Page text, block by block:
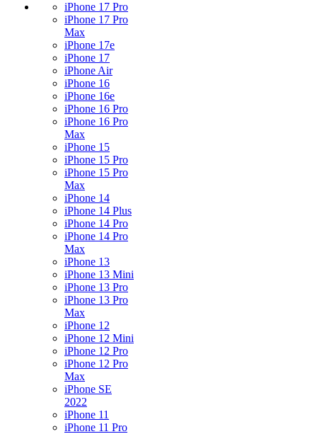
iPhone 17 Pro
iPhone 17 Pro
Max
iPhone 17e
iPhone 17
iPhone Air
iPhone 16
iPhone 16e
iPhone 16 Pro
iPhone 16 Pro
Max
iPhone 15
iPhone 15 Pro
iPhone 15 Pro
Max
iPhone 14
iPhone 14 Plus
iPhone 14 Pro
iPhone 14 Pro
Max
iPhone 13
iPhone 13 Mini
iPhone 13 Pro
iPhone 13 Pro
Max
iPhone 12
iPhone 12 Mini
iPhone 12 Pro
iPhone 12 Pro
Max
iPhone SE
2022
iPhone 11
iPhone 11 Pro